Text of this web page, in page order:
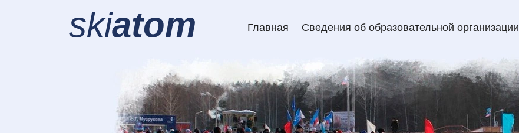
skiatom Главная Сведения об образовательной организации